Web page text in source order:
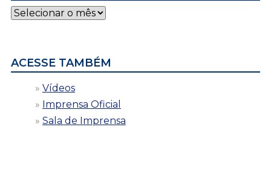
Notícias
por
ACESSE TAMBÉM
Vídeos
Imprensa Oficial
Sala de Imprensa